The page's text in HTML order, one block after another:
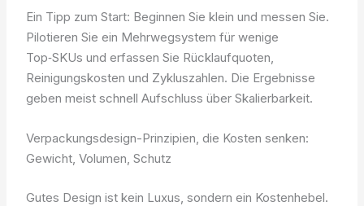
Ein Tipp zum Start: Beginnen Sie klein und messen Sie.
Pilotieren Sie ein Mehrwegsystem für wenige
Top‑SKUs und erfassen Sie Rücklaufquoten,
Reinigungskosten und Zykluszahlen. Die Ergebnisse
geben meist schnell Aufschluss über Skalierbarkeit.
Verpackungsdesign-Prinzipien, die Kosten senken:
Gewicht, Volumen, Schutz
Gutes Design ist kein Luxus, sondern ein Kostenhebel.